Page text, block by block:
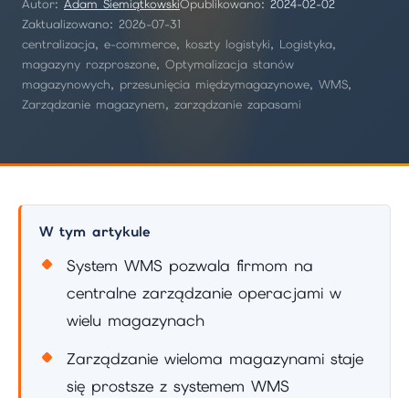
Autor: Adam SiemiątkowskiOpublikowano: 2024-02-02
Zaktualizowano: 2026-07-31
centralizacja, e-commerce, koszty logistyki, Logistyka,
magazyny rozproszone, Optymalizacja stanów
magazynowych, przesunięcia międzymagazynowe, WMS,
Zarządzanie magazynem, zarządzanie zapasami
W tym artykule
System WMS pozwala firmom na
centralne zarządzanie operacjami w
wielu magazynach
Zarządzanie wieloma magazynami staje
się prostsze z systemem WMS